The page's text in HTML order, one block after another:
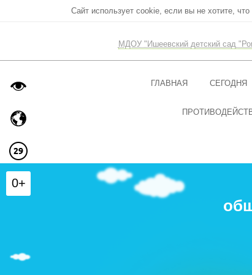
Сайт использует cookie, если вы не хотите,
МДОУ "Ишеевский детский сад
ГЛАВНАЯ СЕГОДНЯ
0+